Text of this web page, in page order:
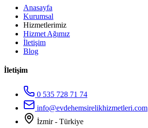
Anasayfa
Kurumsal
Hizmetlerimiz
Hizmet Ağımız
İletişim
Blog
İletişim
0 535 728 71 74
info@evdehemsirelikhizmetleri.com
İzmir - Türkiye